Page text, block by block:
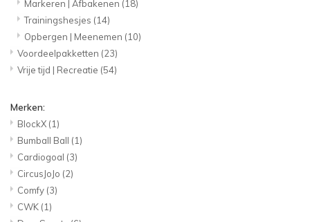
Markeren | Afbakenen (18)
Trainingshesjes (14)
Opbergen | Meenemen (10)
Voordeelpakketten (23)
Vrije tijd | Recreatie (54)
Merken:
BlockX (1)
Bumball Ball (1)
Cardiogoal (3)
CircusJoJo (2)
Comfy (3)
CWK (1)